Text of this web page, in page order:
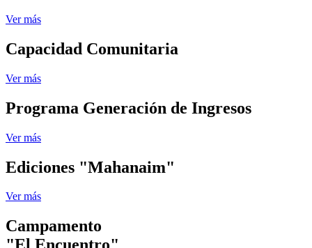
Ver más
Capacidad Comunitaria
Ver más
Programa Generación de Ingresos
Ver más
Ediciones "Mahanaim"
Ver más
Campamento